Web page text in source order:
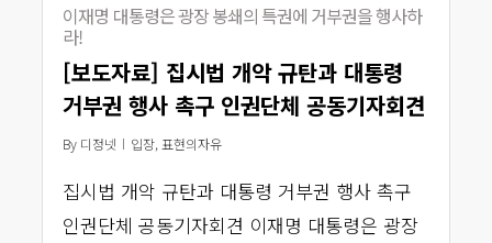
이재명 대통령은 광장 봉쇄의 특권에 거부권을 행사하
라!
[보도자료] 집시법 개악 규탄과 대통령
거부권 행사 촉구 인권단체 공동기자회견
By 디정넷 입장, 표현의자유
집시법 개악 규탄과 대통령 거부권 행사 촉구
인권단체 공동기자회견 이재명 대통령은 광장